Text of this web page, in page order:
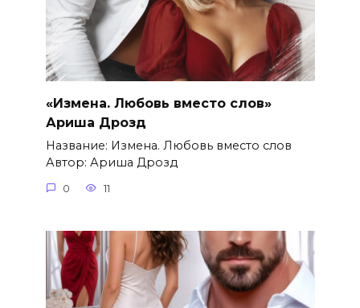
«Измена. Любовь вместо слов»
Ариша Дрозд
Название: Измена. Любовь вместо слов
Автор: Ариша Дрозд
0 11